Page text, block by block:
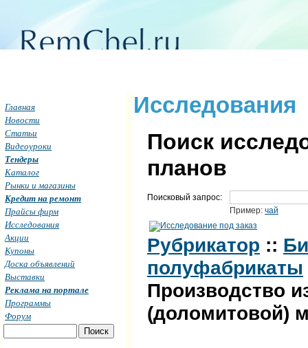
Исследования
Поиск
планов
Поисковый запрос:
Пример: чай
Рубрикатор ::
полуфабрикаты
Производство
(доломитовой)
Главная
Новости
Статьи
Видеоуроки
Тендеры
Каталог
Рынки и магазины
Кредит на ремонт
Прайсы фирм
Исследования
Акции
Купоны
Доска объявлений
Выставки
Реклама на портале
Программы
Форум